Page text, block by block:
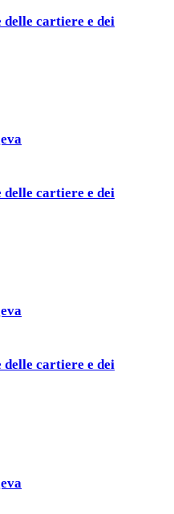
cartiere e dei
delle cartiere e dei
delle cartiere e dei